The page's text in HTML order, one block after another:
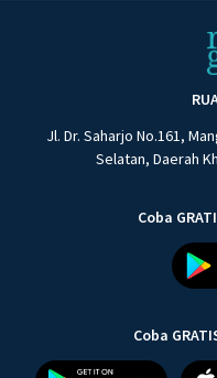
Jl. Dr. Saharjo No.161,
Selatan, Daerah
Coba
Coba